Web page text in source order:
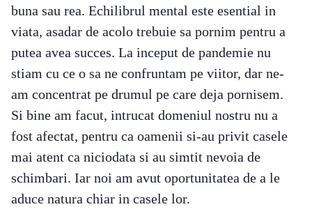
buna sau rea. Echilibrul mental este esential in
viata, asadar de acolo trebuie sa pornim pentru a
putea avea succes. La inceput de pandemie nu
stiam cu ce o sa ne confruntam pe viitor, dar ne-
am concentrat pe drumul pe care deja pornisem.
Si bine am facut, intrucat domeniul nostru nu a
fost afectat, pentru ca oamenii si-au privit casele
mai atent ca niciodata si au simtit nevoia de
schimbari. Iar noi am avut oportunitatea de a le
aduce natura chiar in casele lor.